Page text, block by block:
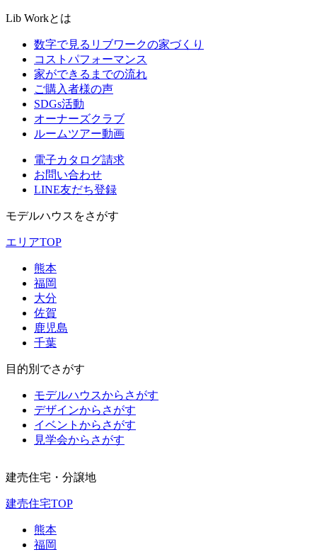
Lib Workとは
数字で見るリブワークの家づくり
コストパフォーマンス
家ができるまでの流れ
ご購入者様の声
SDGs活動
オーナーズクラブ
ルームツアー動画
電子カタログ請求
お問い合わせ
LINE友だち登録
モデルハウスをさがす
エリアTOP
熊本
福岡
大分
佐賀
鹿児島
千葉
目的別でさがす
モデルハウスからさがす
デザインからさがす
イベントからさがす
見学会からさがす
建売住宅・分譲地
建売住宅TOP
熊本
福岡